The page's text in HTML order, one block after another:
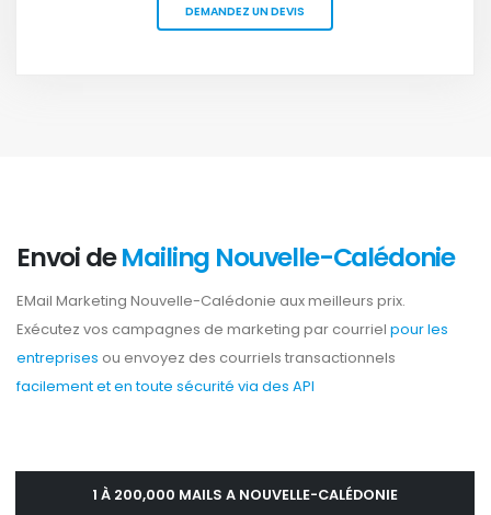
DEMANDEZ UN DEVIS
Envoi deMailing Nouvelle-Calédonie
EMail Marketing Nouvelle-Calédonie aux meilleurs prix.
Exécutez vos campagnes de marketing par courriel pour les
entreprises ou envoyez des courriels transactionnels
facilement et en toute sécurité via des API
1 À 200,000 MAILS A NOUVELLE-CALÉDONIE